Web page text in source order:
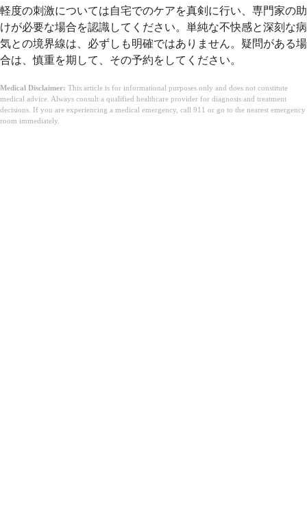
軽度の刺激については自宅でのケアを真剣に行い、専門家の助
けが必要な場合を認識してください。単純な不快感と深刻な病
気との境界線は、必ずしも明確ではありません。疑問がある場
合は、慎重を期して、その予約をしてください。
Medical Disclaimer: This article is for informational purposes only and does not constitute
medical advice. Always consult a qualified healthcare provider for diagnosis and treatment
decisions. If you are experiencing a medical emergency, call 911 or go to the nearest emergency
room immediately.